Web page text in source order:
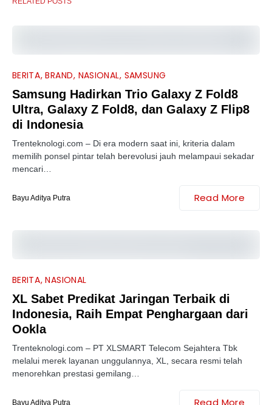
BERITA BRAND NASIONAL SAMSUNG
Samsung Hadirkan Trio Galaxy Z Fold8
Ultra, Galaxy Z Fold8, dan Galaxy Z Flip8
di Indonesia
Trenteknologi.com – Di era modern saat ini, kriteria dalam
memilih ponsel pintar telah berevolusi jauh melampaui sekadar
mencari…
Bayu Aditya Putra Read More
BERITA NASIONAL
XL Sabet Predikat Jaringan Terbaik di
Indonesia, Raih Empat Penghargaan dari
Ookla
Trenteknologi.com – PT XLSMART Telecom Sejahtera Tbk
melalui merek layanan unggulannya, XL, secara resmi telah
menorehkan prestasi gemilang…
Bayu Aditya Putra Read More